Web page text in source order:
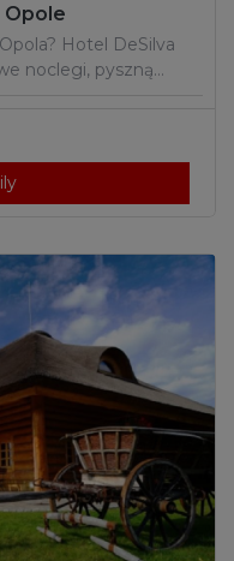
Opole
Hotel DeSilva
noclegi, pyszną…